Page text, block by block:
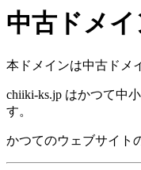
中古ドメ
本ドメインは中古ドメ
chiiki-ks.jp はかつて中
す。
かつてのウェブサイト